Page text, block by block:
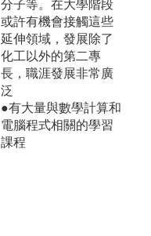
分子等。在大學階段
或許有機會接觸這些
延伸領域，發展除了
化工以外的第二專
長，職涯發展非常廣
泛
●有大量與數學計算和
電腦程式相關的學習
課程